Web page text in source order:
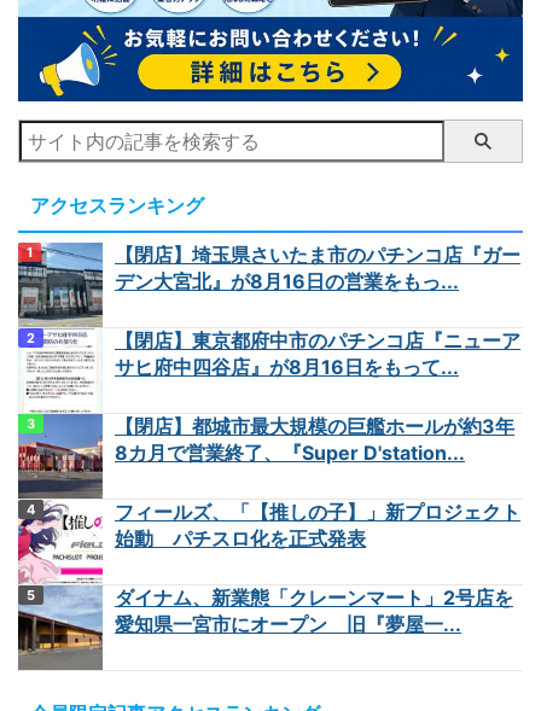
アクセスランキング
【閉店】埼玉県さいたま市のパチンコ店『ガー
デン大宮北』が8月16日の営業をもっ...
【閉店】東京都府中市のパチンコ店『ニューア
サヒ府中四谷店』が8月16日をもって...
【閉店】都城市最大規模の巨艦ホールが約3年
8カ月で営業終了、『Super D'station...
フィールズ、「【推しの子】」新プロジェクト
始動 パチスロ化を正式発表
ダイナム、新業態「クレーンマート」2号店を
愛知県一宮市にオープン 旧『夢屋一...